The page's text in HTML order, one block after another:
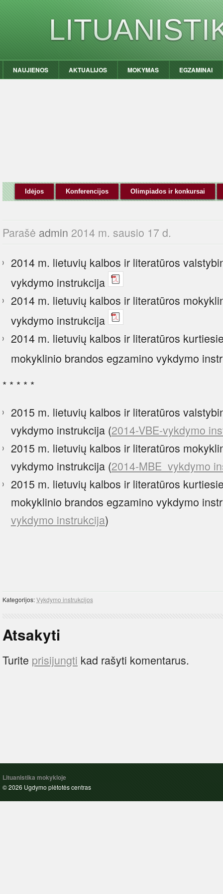
NAUJIENOS AKTUALIJOS MOKYMAS EGZAMINAI
Idėjos Konferencijos Olimpiados ir konkursai
Parašė admin 2014 m. sausio 17 d.
2014 m. lietuvių kalbos ir literatūros
vykdymo instrukcija
2014 m. lietuvių kalbos ir literatūros
vykdymo instrukcija
2014 m. lietuvių kalbos ir literatūros
mokyklinio brandos egzamino vykdymo
* * * * *
2015 m. lietuvių kalbos ir literatūros
vykdymo instrukcija (2014-VBE-vykdymo
2015 m. lietuvių kalbos ir literatūros
vykdymo instrukcija (2014-MBE_vykdymo
2015 m. lietuvių kalbos ir literatūros
mokyklinio brandos egzamino vykdymo
vykdymo instrukcija)
Kategorijos:Vykdymo instrukcijos
Atsakyti
Turite prisijungti kad rašyti komentarus.
Lituanistika mokykloje
© 2026 Ugdymo plėtotės centras